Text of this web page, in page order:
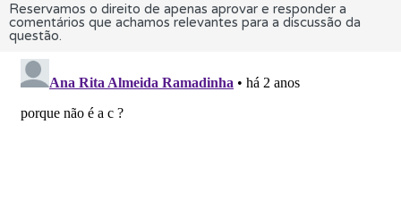
Reservamos o direito de apenas aprovar e responder a
comentários que achamos relevantes para a discussão da
questão.